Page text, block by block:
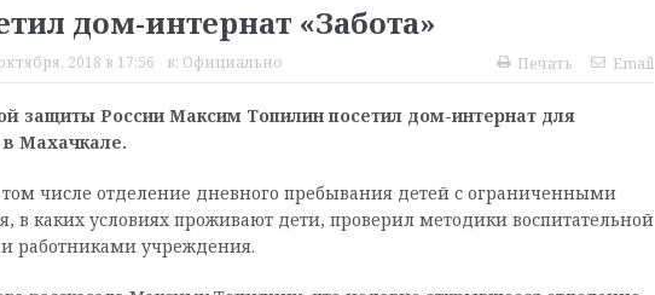
дом-интернат «Забота»
2018 в 17:56 в: Официально Печать Email
защиты России Максим Топилин посетил дом-интернат для
в Махачкале.
числе отделение дневного пребывания детей с ограниченными
в каких условиях проживают дети, проверил методики воспитательной
работниками учреждения.